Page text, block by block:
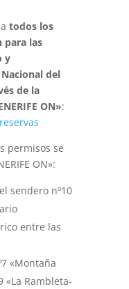
todos los
para las
y
del
de la
ON»:
permisos se
ON»:
sendero nº10
entre las
«Montaña
«La Rambleta-